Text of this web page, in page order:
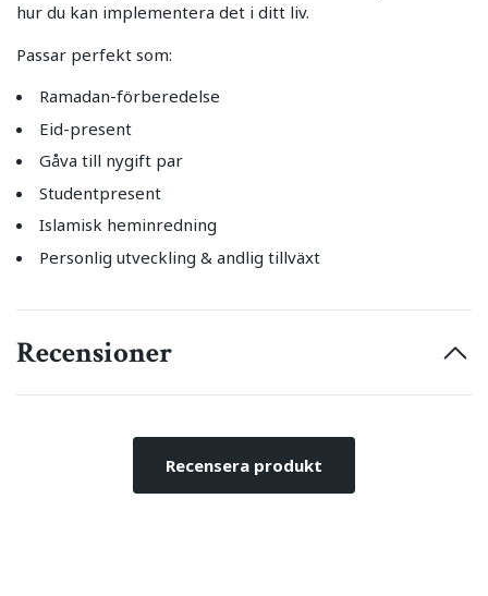
hur du kan implementera det i ditt liv.
Passar perfekt som:
Ramadan-förberedelse
Eid-present
Gåva till nygift par
Studentpresent
Islamisk heminredning
Personlig utveckling & andlig tillväxt
Recensioner
Recensera produkt